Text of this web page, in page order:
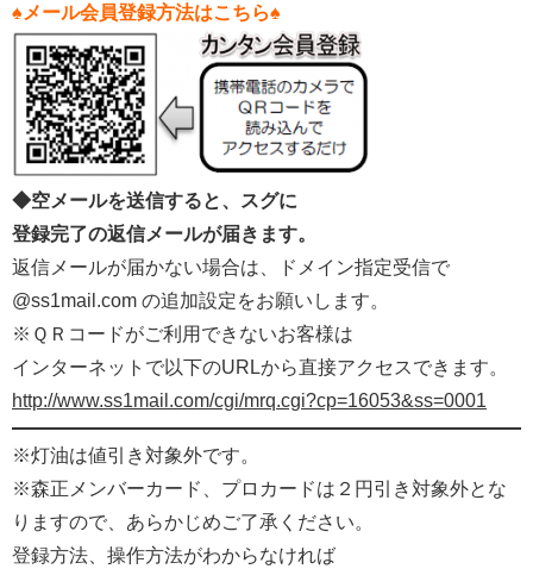
♠メール会員登録方法はこちら♠
◆空メールを送信すると、スグに
登録完了の返信メールが届きます。
返信メールが届かない場合は、ドメイン指定受信で
@ss1mail.com の追加設定をお願いします。
※ＱＲコードがご利用できないお客様は
インターネットで以下のURLから直接アクセスできます。
http://www.ss1mail.com/cgi/mrq.cgi?cp=16053&ss=0001
※灯油は値引き対象外です。
※森正メンバーカード、プロカードは２円引き対象外とな
りますので、あらかじめご了承ください。
登録方法、操作方法がわからなければ